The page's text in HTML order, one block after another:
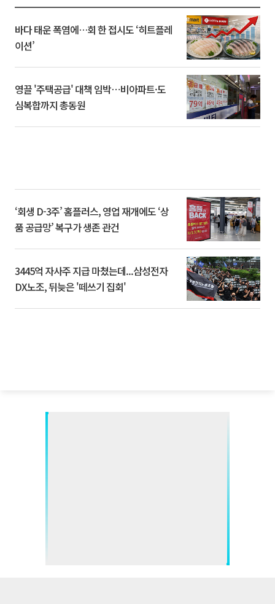
바다 태운 폭염에…회 한 접시도 ‘히트플레
이션’
영끌 '주택공급' 대책 임박⋯비아파트·도
심복합까지 총동원
‘회생 D-3주’ 홈플러스, 영업 재개에도 ‘상
품 공급망’ 복구가 생존 관건
3445억 자사주 지급 마쳤는데...삼성전자
DX노조, 뒤늦은 '떼쓰기 집회'